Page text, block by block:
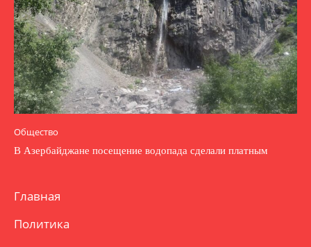
Общество
В Азербайджане посещение водопада сделали платным
Главная
Политика